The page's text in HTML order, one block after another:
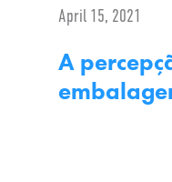
April 15, 2021
A